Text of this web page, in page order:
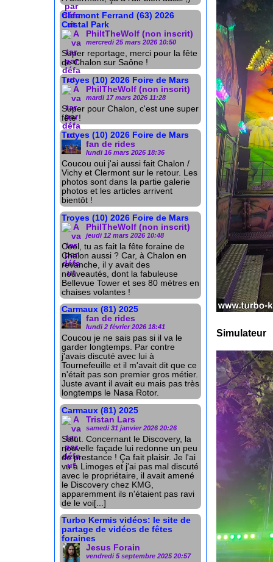
Clermont Ferrand (63) 2026
Cristal Park
PhiltTheWolf (non inscrit)
mercredi 25 mars 2026 10:50
Super reportage, merci pour la fête
de Chalon sur Saône !
Troyes (10) 2026 Foire de Mars
PhilTheWolf (non inscrit)
mardi 17 mars 2026 11:28
Super pour Chalon, c'est une super
fête !
Troyes (10) 2026 Foire de Mars
fan de rides
lundi 16 mars 2026 18:36
Coucou oui j'ai aussi fait Chalon /
Vichy et Clermont sur le retour. Les
photos sont dans la partie galerie
photos et les articles arrivent
bientôt !
Troyes (10) 2026 Foire de Mars
PhilTheWolf (non inscrit)
jeudi 12 mars 2026 10:48
Cool, tu as fait la fête foraine de
Chalon aussi ? Car, à Chalon en
revanche, il y avait des
nouveautés, dont la fabuleuse
Bellevue Tower et ses 80 mètres en
chaises volantes !
Carmaux (81) 2025
fan de rides
lundi 2 février 2026 18:41
Coucou je ne sais pas si il va le
garder longtemps. Par contre
j'avais discuté avec lui à
Tournefeuille et il m'avait dit que ce
n'était pas son premier gros métier.
Juste avant il avait eu mais pas très
longtemps le Nasa Rotor.
Carmaux (81) 2025
Tristan Lars
samedi 31 janvier 2026 20:26
Salut. Concernant le Discovery, la
nouvelle façade lui redonne un peu
de prestance ! Ça fait plaisir. Je l'ai
vu à Limoges et j'ai pas mal discuté
avec le propriétaire, il avait amené
le Discovery chez KMG,
apparemment ils n'étaient pas ravi
de le voi[...]
Turbo Kermis vidéos: le site de
partage de vidéos de fêtes
foraines
Jesus Forain
vendredi 5 septembre 2025 20:57
Simulateur